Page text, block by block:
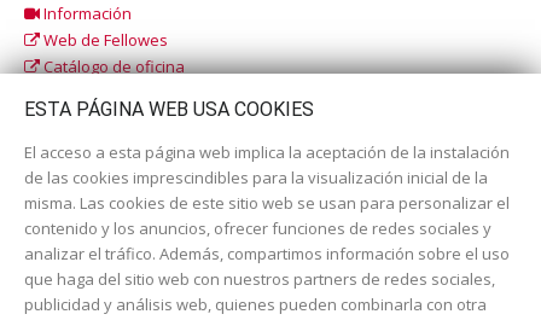
Información
Web de Fellowes
Catálogo de oficina
Catálogo escolar
ESTA PÁGINA WEB USA COOKIES
El acceso a esta página web implica la aceptación de la instalación
de las cookies imprescindibles para la visualización inicial de la
misma. Las cookies de este sitio web se usan para personalizar el
contenido y los anuncios, ofrecer funciones de redes sociales y
analizar el tráfico. Además, compartimos información sobre el uso
que haga del sitio web con nuestros partners de redes sociales,
publicidad y análisis web, quienes pueden combinarla con otra